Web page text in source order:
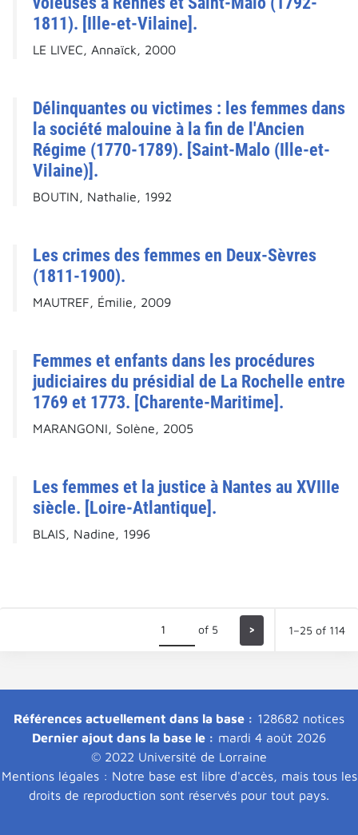
1811). [Ille-et-Vilaine].
LE LIVEC, Annaïck, 2000
Délinquantes ou victimes : les femmes dans
la société malouine à la fin de l'Ancien
Régime (1770-1789). [Saint-Malo (Ille-et-
Vilaine)].
BOUTIN, Nathalie, 1992
Les crimes des femmes en Deux-Sèvres
(1811-1900).
MAUTREF, Émilie, 2009
Femmes et enfants dans les procédures
judiciaires du présidial de La Rochelle entre
1769 et 1773. [Charente-Maritime].
MARANGONI, Solène, 2005
Les femmes et la justice à Nantes au XVIIIe
siècle. [Loire-Atlantique].
BLAIS, Nadine, 1996
of 5 > 1–25 of 114
Références actuellement dans la base : 128682 notices
Dernier ajout dans la base le : mardi 4 août 2026
© 2022 Université de Lorraine
Mentions légales : Notre base est libre d'accès, mais tous les
droits de reproduction sont réservés pour tout pays.